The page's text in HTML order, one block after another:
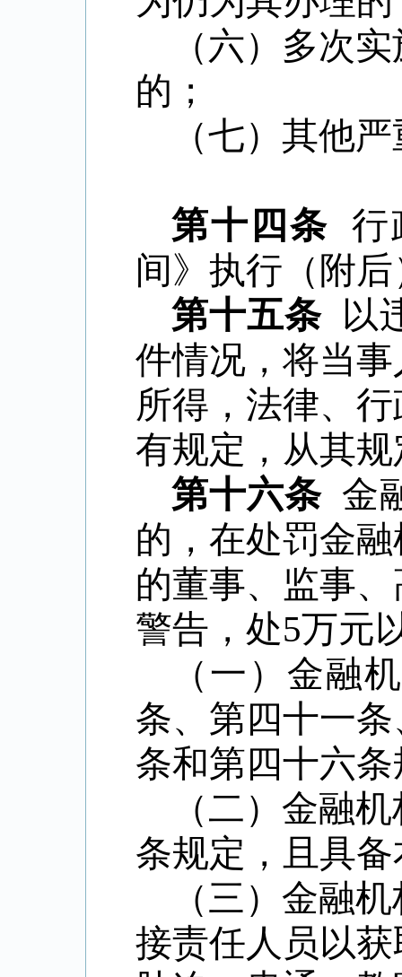
（六）多次
的；
（七）其他
第十四条 行
间》执行（附
第十五条 以
件情况，将当
所得，法律、
有规定，从其
第十六条 金
的，在处罚金
的董事、监事
警告，处5万元
（一）金融
条、第四十一
条和第四十六
（二）金融
条规定，且具
（三）金融
接责任人员以